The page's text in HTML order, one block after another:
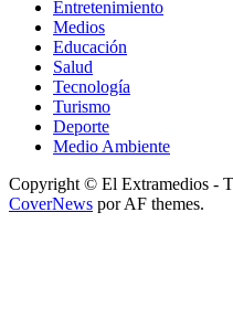
Entretenimiento
Medios
Educación
Salud
Tecnología
Turismo
Deporte
Medio Ambiente
Copyright © El Extramedios -
CoverNews por AF themes.